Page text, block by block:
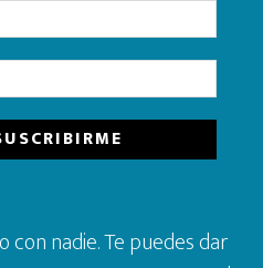
nadie. Te puedes dar